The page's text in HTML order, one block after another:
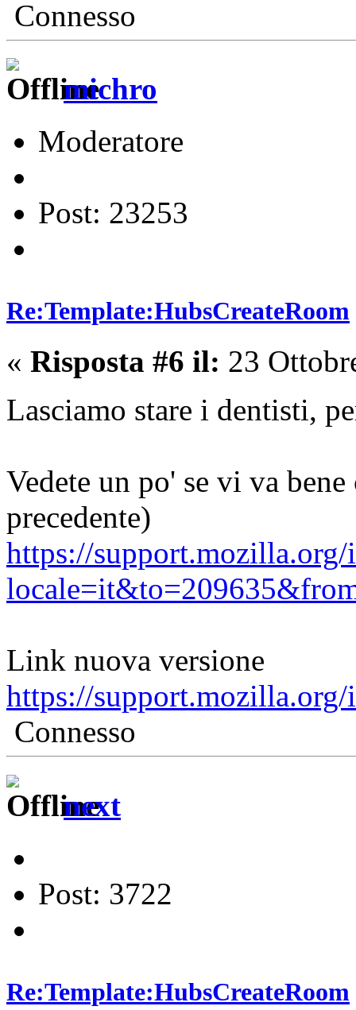
Connesso
michro
Moderatore
Post: 23253
Re:Template:HubsCreateRoom
« Risposta #6 il: 23
Lasciamo stare i dentisti,
Vedete un po' se vi va
precedente)
https://support.mozilla.org/
Link nuova versione
https://
Connesso
next
Post: 3722
Re:Template:HubsCreateRoom